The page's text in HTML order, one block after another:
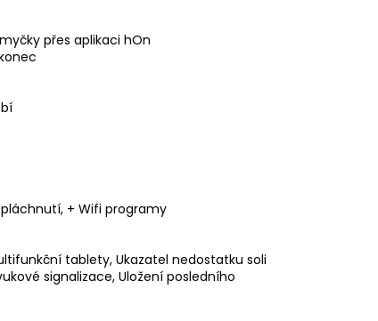
přes aplikaci hOn
+ Wifi programy
tablety, Ukazatel nedostatku soli
signalizace, Uložení posledního